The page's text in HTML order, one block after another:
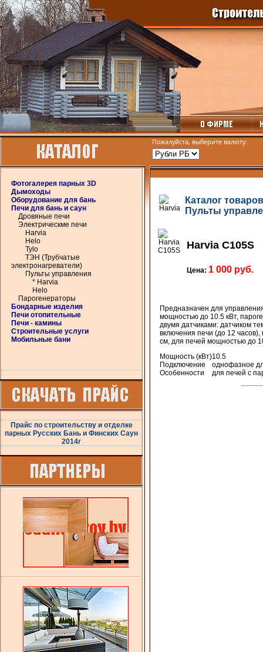
Фотогалерея парных 3D
Дымоходы
Оборудование для бань
Печи для бань и саун
Дровяные печи
Электрическме печи
Harvia
Helo
Tylo
ТЭН (Трубчатые
электронагреватели)
Пульты управления
* Harvia
Helo
Парогенераторы
Бондарные изделия
Печи отопительные
Печи - камины
Строительные услуги
Мобильные бани
Прайс по строительству и отделке
парных Русских Бань и Финских Саун
2014г
Пожалуйста, выберите валюту:
Каталог товаров
Пульты
Harvia C105S
Цена: 1 000 руб.
Предназначен для
мощностью до 10.5 кВт,
двумя датчиками: датчиком
включения печи (до 12
см, для печей мощностью до
Мощность (кВт)10.5
Подключение
однофазное
Особенности
для печей с